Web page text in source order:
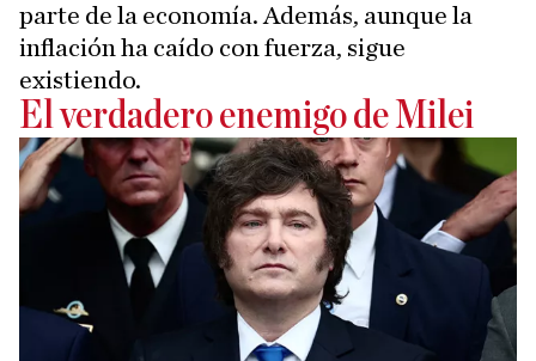
parte de la economía. Además, aunque la
inflación ha caído con fuerza, sigue
existiendo.
El verdadero enemigo de Milei